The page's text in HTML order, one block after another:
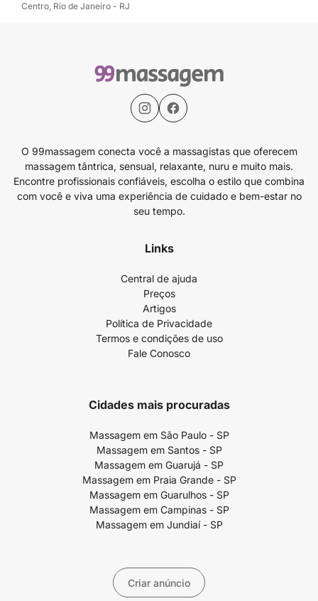
Centro, Rio de Janeiro - RJ
O 99massagem conecta você a massagistas que oferecem
massagem tântrica, sensual, relaxante, nuru e muito mais.
Encontre profissionais confiáveis, escolha o estilo que combina
com você e viva uma experiência de cuidado e bem-estar no
seu tempo.
Links
Central de ajuda
Preços
Artigos
Política de Privacidade
Termos e condições de uso
Fale Conosco
Cidades mais procuradas
Massagem em São Paulo - SP
Massagem em Santos - SP
Massagem em Guarujá - SP
Massagem em Praia Grande - SP
Massagem em Guarulhos - SP
Massagem em Campinas - SP
Massagem em Jundiaí - SP
Criar anúncio